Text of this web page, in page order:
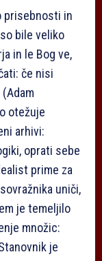
prisebnosti in
bile veliko
in le Bog ve,
če nisi
otežuje
arhivi:
oprati sebe
prime za
uniči,
je temeljilo
množic:
je